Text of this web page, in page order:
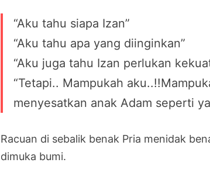
“Aku tahu siapa Izan”
“Aku tahu apa yang diinginkan”
“Aku juga tahu Izan perlukan
“Tetapi.. Mampukah
menyesatkan anak Adam seperti
Racuan di sebalik benak Pria menidak
dimuka bumi.